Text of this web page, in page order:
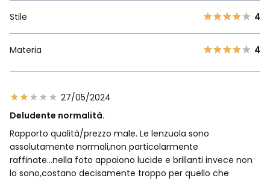
Stile 4
Materia 4
27/05/2024
Deludente normalità.
Rapporto qualità/prezzo male. Le lenzuola sono
assolutamente normali,non particolarmente
raffinate...nella foto appaiono lucide e brillanti invece non
lo sono,costano decisamente troppo per quello che